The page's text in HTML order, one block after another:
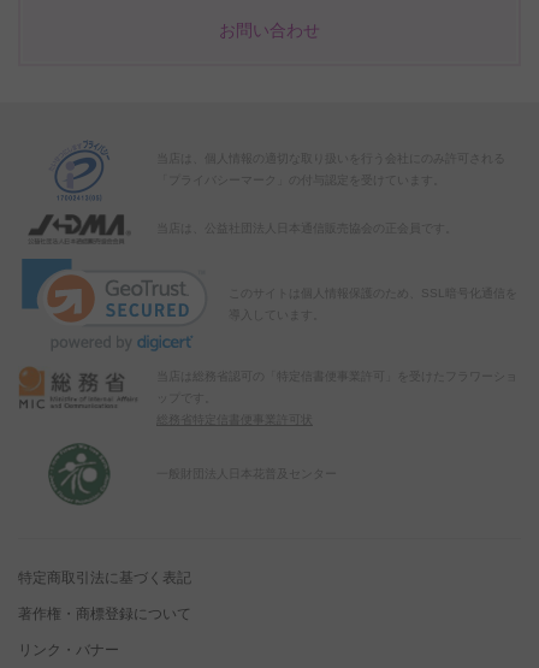
お問い合わせ
当店は、個人情報の適切な取り扱いを行う会社にのみ許可される
「プライバシーマーク」の付与認定を受けています。
当店は、公益社団法人日本通信販売協会の正会員です。
このサイトは個人情報保護のため、SSL暗号化通信を
導入しています。
当店は総務省認可の「特定信書便事業許可」を受けたフラワーショ
総務省特定信書便事業許可状
特定商取引法に基づく表記
著作権・商標登録について
リンク・バナー